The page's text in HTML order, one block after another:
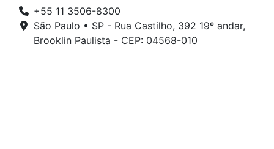
+55 11 3506-8300
São Paulo • SP - Rua Castilho, 392 19º andar,
Brooklin Paulista - CEP: 04568-010